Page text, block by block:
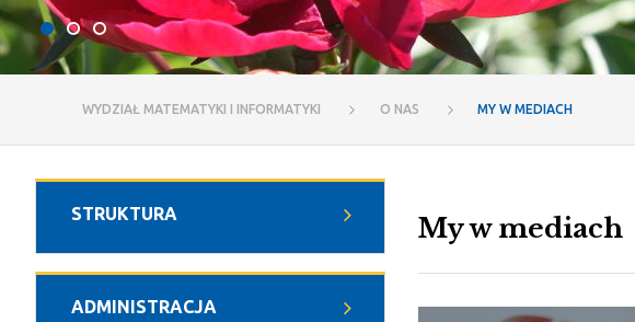
WYDZIAŁ MATEMATYKI I INFORMATYKI O NAS MY W MEDIACH
STRUKTURA
ADMINISTRACJA
My w mediach